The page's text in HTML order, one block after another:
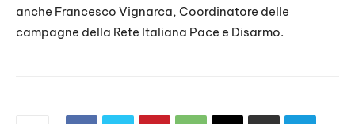
anche Francesco Vignarca, Coordinatore delle
campagne della Rete Italiana Pace e Disarmo.